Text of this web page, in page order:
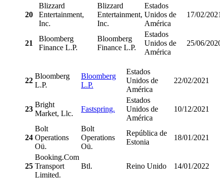
20
Blizzard
Entertainment,
Inc.
Blizzard
Entertainment,
Inc.
Estados
Unidos de
América
17/02/
21
Bloomberg
Finance L.P.
Bloomberg
Finance L.P.
Estados
Unidos de
América
25/06/
22
Bloomberg
L.P.
Bloomberg
L.P.
Estados
Unidos de
América
22/02/2021
23
Bright
Market, Llc.
Fastspring.
Estados
Unidos de
América
10/12/2021
24
Bolt
Operations
Oü.
Bolt
Operations
Oü.
República de
Estonia
18/01/2021
25
Booking.Com
Transport
Limited.
Btl. Reino Unido 14/01/2022